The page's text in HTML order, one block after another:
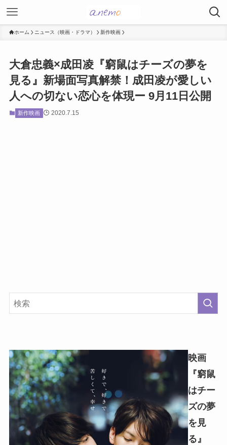
ホーム ニュース（映画・ドラマ） 新作映画
大倉忠義×成田凌『窮鼠はチーズの夢を
見る』新場面写真解禁！成田凌が愛しい
人への切ない恋心を体現ー 9月11日公開
新作映画 2020.7.15
映画
『窮鼠
はチー
ズの夢
を見
る』